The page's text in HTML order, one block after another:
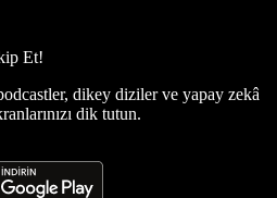
Et!
dikey diziler ve yapay zekâ
dik tutun.